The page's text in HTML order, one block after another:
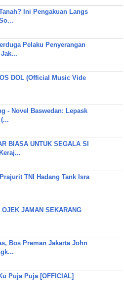
Ini Pengakuan Langs
Pelaku Penyerangan
DOL (Official Music Vide
- Novel Baswedan: Lepask
BIASA UNTUK SEGALA SI
TNI Hadang Tank Isra
OJEK JAMAN SEKARANG
Bos Preman Jakarta John
Puja Puja [OFFICIAL]